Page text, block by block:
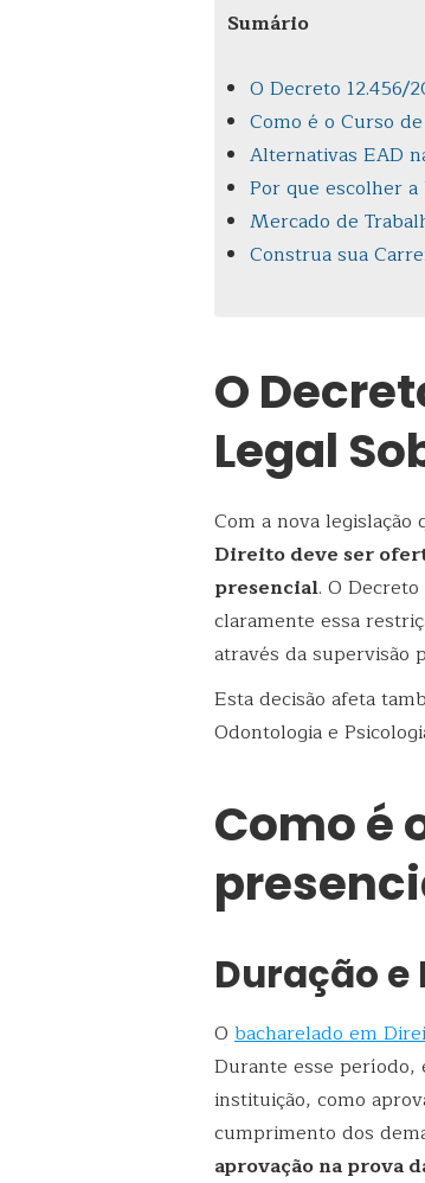
Sumário
O Decreto 12.456/
Como é o Curso
Alternativas EAD
Por que escolher a
Mercado de
Construa sua
O
Legal
Com a nova
Direito deve ser
presencial. O
claramente essa
através da supervisão
Esta decisão afeta
Odontologia e
Como é
Duração
O bacharelado em
Durante esse período,
instituição, como
cumprimento dos
aprovação na prova